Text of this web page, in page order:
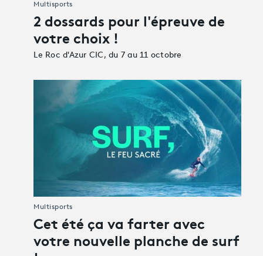
2 dossards pour l'épreuve de
votre choix !
Le Roc d'Azur CIC, du 7 au 11 octobre
Multisports
Cet été ça va farter avec
votre nouvelle planche de surf
Multisports